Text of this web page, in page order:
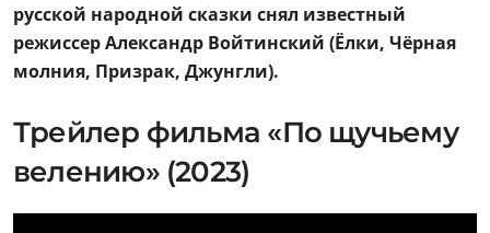
русской народной сказки снял известный
режиссер Александр Войтинский (Ёлки, Чёрная
молния, Призрак, Джунгли).
Трейлер фильма «По щучьему
велению» (2023)